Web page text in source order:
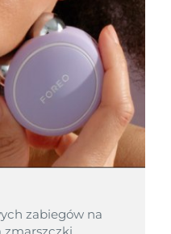
zabiegów na
Oczekiwany czas dostawy
8/13/26
Oczekiwany czas dostawy
8/12/26
Oczekiwany czas dostawy
8/16/26
Oczekiwany czas dostawy
8/11/26